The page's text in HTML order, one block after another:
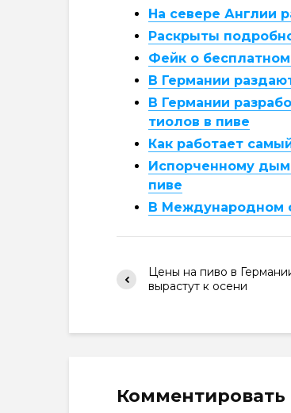
На севере Англии
Раскрыты
Фейк о
В Германии
В Германии
тиолов в пиве
Как работает
Испорченному
пиве
В Международном
Цены на пиво в
вырастут к осени
Комментировать